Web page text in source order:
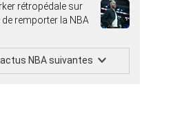
rétropédale sur
remporter la NBA
NBA suivantes